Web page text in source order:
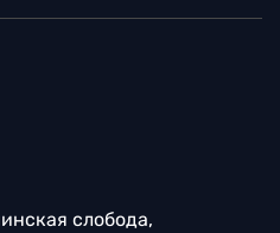
слобода,